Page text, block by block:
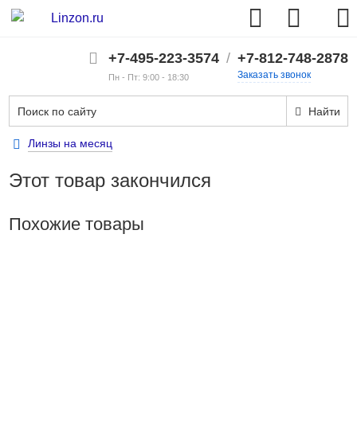
+7-495-223-3574
Пн - Пт: 9:00 - 18:30
/ +7-812-748-2878
Заказать звонок
Найти
Линзы на месяц
Этот товар закончился
Похожие товары